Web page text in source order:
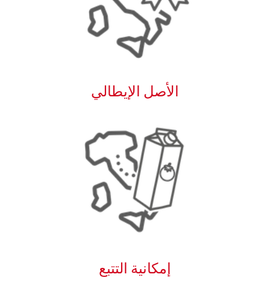
الأصل الإيطالي
إمكانية التتبع